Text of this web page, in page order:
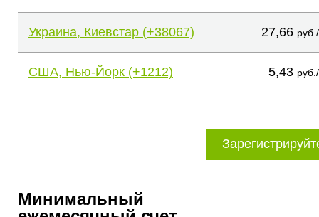
Украина, Киевстар (+38067) 27,66
США, Нью-Йорк (+1212) 5,43
Минимальный